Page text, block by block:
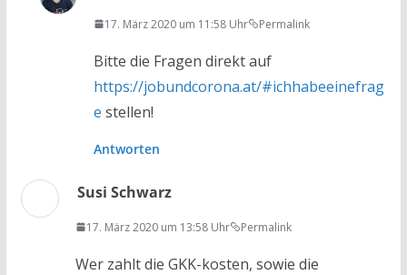
17. März 2020 um 11:58 Uhr Permalink
Bitte die Fragen direkt auf
https://jobundcorona.at/#ichhabeeinefrag
e stellen!
Antworten
Susi Schwarz
17. März 2020 um 13:58 Uhr Permalink
Wer zahlt die GKK-kosten, sowie die